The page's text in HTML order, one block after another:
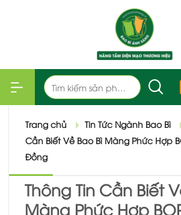
Tìm
kiếm:
Trang chủ Tin Tức Ngành Bao Bì
Cần Biết Về Bao Bì Màng Phức Hợp
Đồng
Thông Tin Cần Biết
Màng Phức Hợp